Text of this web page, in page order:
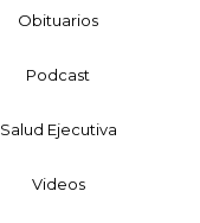
Obituarios
Podcast
Salud Ejecutiva
Videos